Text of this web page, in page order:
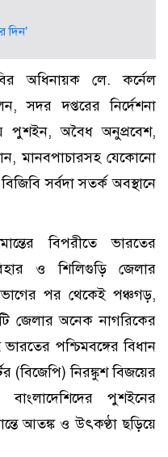
দিন’
অধিনায়ক লে. কর্নেল
সদর দপ্তরের নির্দেশনা
পুশইন, অবৈধ অনুপ্রবেশ,
মানবপাচারসহ যেকোনো
সর্বদা সতর্ক অবস্থানে
বিপরীতে ভারতের
ও শিলিগুড়ি জেলার
পর থেকেই পঞ্চগড়,
জেলার অনেক নাগরিকের
পশ্চিমবঙ্গের বিধান
(বিজেপি) নিরঙ্কুশ বিজয়ের
পুশইনের
আতঙ্ক ও উৎকণ্ঠা ছড়িয়ে